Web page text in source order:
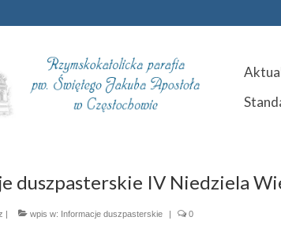
duszpasterskie IV Niedziela
wpis w: Informacje duszpasterskie 0